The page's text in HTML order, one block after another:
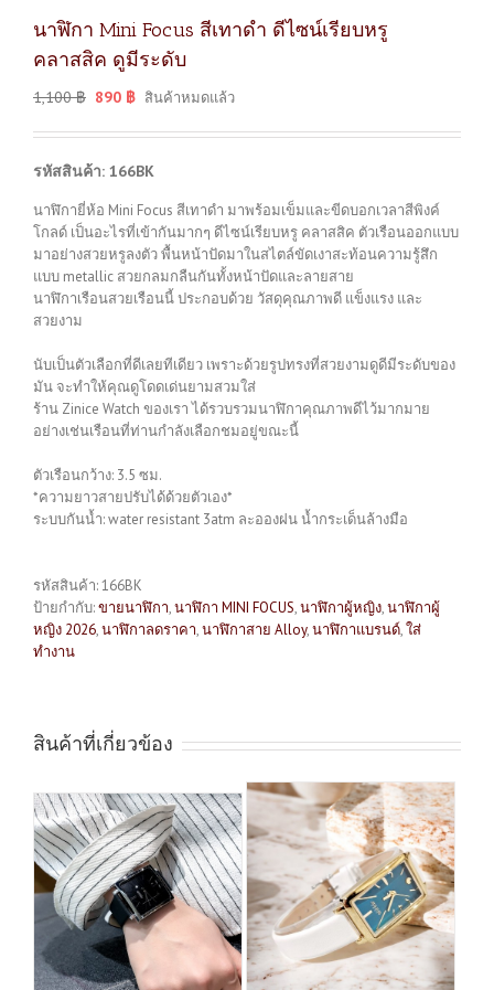
นาฬิกา Mini Focus สีเทาดำ ดีไซน์เรียบหรู
คลาสสิค ดูมีระดับ
1,100฿ 890 ฿ สินค้าหมดแล้ว
รหัสสินค้า: 166BK
นาฬิกายี่ห้อ Mini Focus สีเทาดำ มาพร้อมเข็มและขีดบอกเวลาสีพิงค์
โกลด์ เป็นอะไรที่เข้ากันมากๆ ดีไซน์เรียบหรู คลาสสิค ตัวเรือนออกแบบ
มาอย่างสวยหรูลงตัว พื้นหน้าปัดมาในสไตล์ขัดเงาสะท้อนความรู้สึก
แบบ metallic สวยกลมกลืนกันทั้งหน้าปัดและลายสาย
นาฬิกาเรือนสวยเรือนนี้ ประกอบด้วย วัสดุคุณภาพดี แข็งแรง และ
สวยงาม
นับเป็นตัวเลือกที่ดีเลยทีเดียว เพราะด้วยรูปทรงที่สวยงามดูดีมีระดับของ
มัน จะทำให้คุณดูโดดเด่นยามสวมใส่
ร้าน Zinice Watch ของเรา ได้รวบรวมนาฬิกาคุณภาพดีไว้มากมาย
อย่างเช่นเรือนที่ท่านกำลังเลือกชมอยู่ขณะนี้
ตัวเรือนกว้าง: 3.5 ซม.
*ความยาวสายปรับได้ด้วยตัวเอง*
ระบบกันน้ำ: water resistant 3atm ละอองฝน น้ำกระเด็นล้างมือ
รหัสสินค้า:166BK
ป้ายกำกับ:ขายนาฬิกา,นาฬิกา MINI FOCUS,นาฬิกาผู้หญิง,นาฬิกาผู้
หญิง 2026,นาฬิกาลดราคา,นาฬิกาสาย Alloy,นาฬิกาแบรนด์,ใส่
ทำงาน
สินค้าที่เกี่ยวข้อง